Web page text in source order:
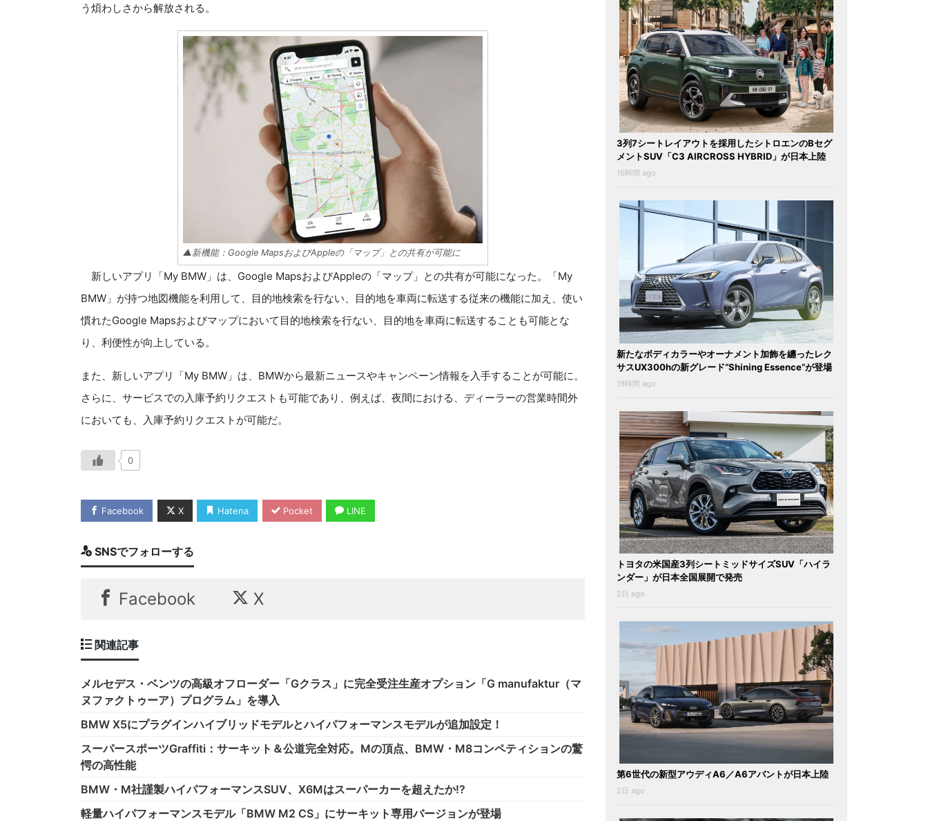
う煩わしさから解放される。
▲新機能：Google MapsおよびAppleの「マップ」との共有が可能に
新しいアプリ「My BMW」は、Google MapsおよびAppleの「マップ」との共有が可能になった。「My
BMW」が持つ地図機能を利用して、目的地検索を行ない、目的地を車両に転送する従来の機能に加え、使い
慣れたGoogle Mapsおよびマップにおいて目的地検索を行ない、目的地を車両に転送することも可能とな
り、利便性が向上している。
また、新しいアプリ「My BMW」は、BMWから最新ニュースやキャンペーン情報を入手することが可能に。
さらに、サービスでの入庫予約リクエストも可能であり、例えば、夜間における、ディーラーの営業時間外
においても、入庫予約リクエストが可能だ。
0
Facebook X Hatena Pocket LINE
SNSでフォローする
Facebook X
関連記事
メルセデス・ベンツの高級オフローダー「Gクラス」に完全受注生産オプション「G manufaktur（マ
ヌファクトゥーア）プログラム」を導入
BMW X5にプラグインハイブリッドモデルとハイパフォーマンスモデルが追加設定！
スーパースポーツGraffiti：サーキット＆公道完全対応。Mの頂点、BMW・M8コンペティションの驚
愕の高性能
BMW・M社謹製ハイパフォーマンスSUV、X6Mはスーパーカーを超えたか!?
軽量ハイパフォーマンスモデル「BMW M2 CS」にサーキット専用バージョンが登場
3列7シートレイアウトを採用したシトロエンのBセグ
メントSUV「C3 AIRCROSS HYBRID」が日本上陸
16時間 ago
新たなボディカラーやオーナメント加飾を纏ったレク
サスUX300hの新グレード“Shining Essence”が登場
19時間 ago
トヨタの米国産3列シートミッドサイズSUV「ハイラ
ンダー」が日本全国展開で発売
2日 ago
第6世代の新型アウディA6／A6アバントが日本上陸
2日 ago